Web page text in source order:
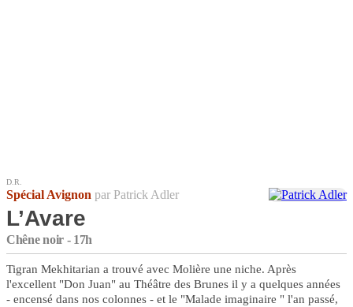
D.R.
Spécial Avignon par Patrick Adler
L’Avare
Chêne noir - 17h
Tigran Mekhitarian a trouvé avec Molière une niche. Après
l'excellent "Don Juan" au Théâtre des Brunes il y a quelques années
- encensé dans nos colonnes - et le "Malade imaginaire " l'an passé,